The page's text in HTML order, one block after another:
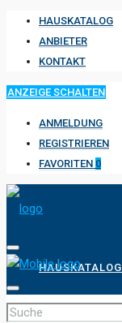
HAUSKATALOG
ANBIETER
KONTAKT
ANZEIGE SCHALTEN
ANMELDUNG
REGISTRIEREN
FAVORITEN 0
HAUSKATALOG
ANBIETER